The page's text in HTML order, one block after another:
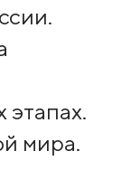
этапах.
мира.